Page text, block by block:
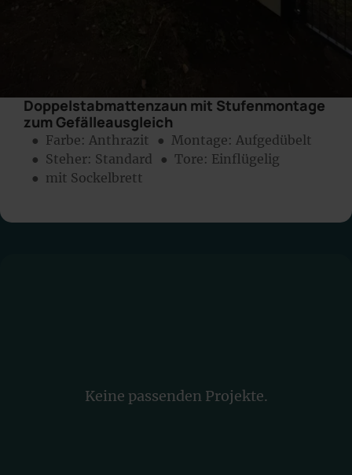
Doppelstabmattenzaun mit Stufenmontage
zum Gefälleausgleich
● Farbe: Anthrazit ● Montage: Aufgedübelt
● Steher: Standard
● Tore: Einflügelig
● mit Sockelbrett
Keine passenden Projekte.